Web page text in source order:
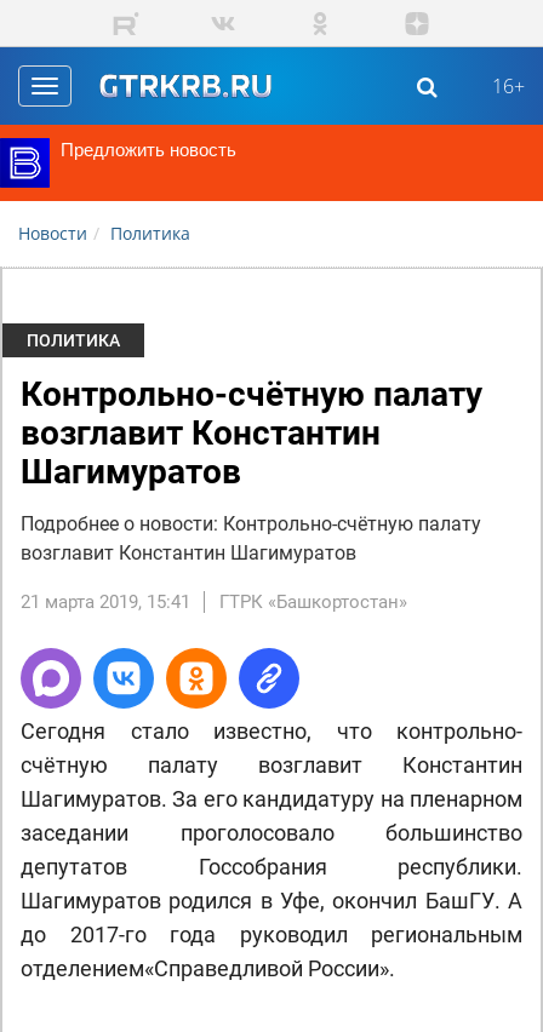
Перейти к основному содержанию
Toggle
navigation
16+
Предложить новость
Новости Политика
ПОЛИТИКА
Контрольно-счётную палату
возглавит Константин
Шагимуратов
Подробнее о новости: Контрольно-счётную палату
возглавит Константин Шагимуратов
21 марта 2019, 15:41 ГТРК «Башкортостан»
Сегодня стало известно, что контрольно-
счётную палату возглавит Константин
Шагимуратов. За его кандидатуру на пленарном
заседании проголосовало большинство
депутатов Госсобрания республики.
Шагимуратов родился в Уфе, окончил БашГУ. А
до 2017-го года руководил региональным
отделением«Справедливой России».